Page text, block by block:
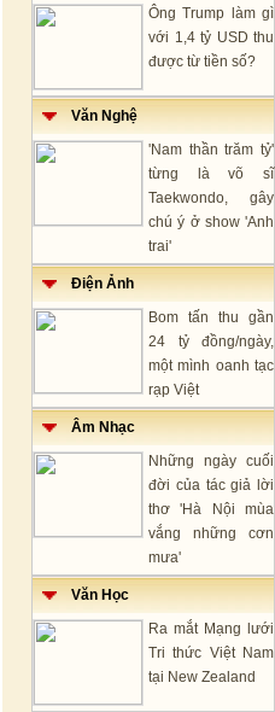
Ông Trump làm gì
với 1,4 tỷ USD thu
được từ tiền số?
Văn Nghệ
'Nam thần trăm tỷ'
từng là võ sĩ
Taekwondo, gây
chú ý ở show 'Anh
trai'
Điện Ảnh
Bom tấn thu gần
24 tỷ đồng/ngày,
một mình oanh tạc
rạp Việt
Âm Nhạc
Những ngày cuối
đời của tác giả lời
thơ 'Hà Nội mùa
vắng những cơn
mưa'
Văn Học
Ra mắt Mạng lưới
Tri thức Việt Nam
tại New Zealand